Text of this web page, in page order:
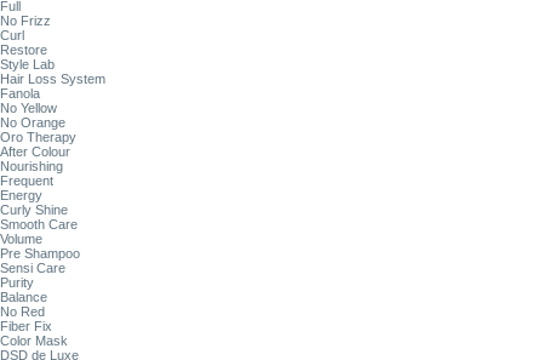
Full
No Frizz
Curl
Restore
Style Lab
Hair Loss System
Fanola
No Yellow
No Orange
Oro Therapy
After Colour
Nourishing
Frequent
Energy
Curly Shine
Smooth Care
Volume
Pre Shampoo
Sensi Care
Purity
Balance
No Red
Fiber Fix
Color Mask
DSD de Luxe